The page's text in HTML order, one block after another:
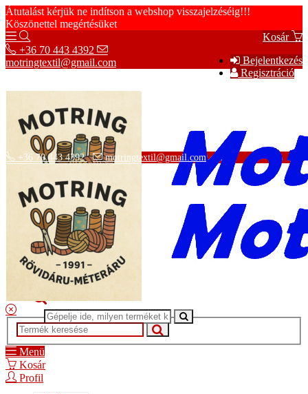
Átutalást kérjük ne indítson a webshop visszajelzéséig!!!
Köszönettel megértésüket
Kosár
Bejelentkezés
Regisztráció
+36 70 443 4392
motringtextil@gmail.com
Adatvédelmi tájékoztató
ÁSZF
Szállítási információk
+36 70 443 4392 motringtextil@gmail.com
Menü
Kosár
Profil